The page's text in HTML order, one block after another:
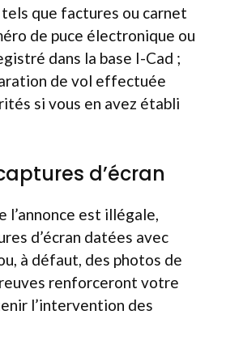
que factures ou carnet
de puce électronique ou
dans la base I-Cad ;
de vol effectuée
si vous en avez établi
d’écran
l’annonce est illégale,
d’écran datées avec
à défaut, des photos de
renforceront votre
l’intervention des